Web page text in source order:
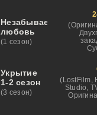
Кэнена
Незабываемая
любовь
(1 сезон)
Укрытие
1-2 сезон
(3 сезон)
(LostFilm,
Studio,